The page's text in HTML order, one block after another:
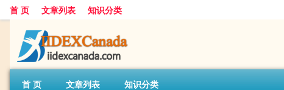
首 页 文章列表 知识分类
首 页 文章列表 知识分类